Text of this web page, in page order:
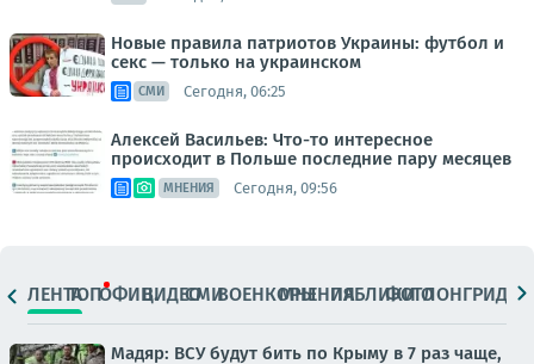
Новые правила патриотов Украины: футбол и
секс — только на украинском
СМИ Сегодня, 06:25
Алексей Васильев: Что-то интересное
происходит в Польше последние пару месяцев
МНЕНИЯ Сегодня, 09:56
ЛЕНТАТОПОФИЦ.ВИДЕОСМИВОЕНКОРЫМНЕНИЯПАБЛИКИ
ФОТОЛОНГРИДЫ
Мадяр: ВСУ будут бить по Крыму в 7 раз чаще,